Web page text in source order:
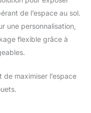
de l’espace au sol.
une personnalisation,
flexible grâce à
maximiser l’espace